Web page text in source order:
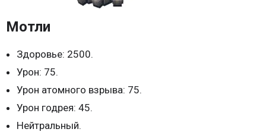
Мотли
Здоровье: 2500.
Урон: 75.
Урон атомного взрыва: 75.
Урон годрея: 45.
Нейтральный.